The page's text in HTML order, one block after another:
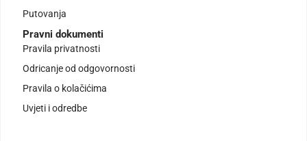
Putovanja
Pravni dokumenti
Pravila privatnosti
Odricanje od odgovornosti
Pravila o kolačićima
Uvjeti i odredbe